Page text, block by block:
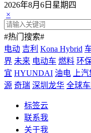
2026年8月6日星期四
×
#热门搜索#
电动 吉利 Kona Hybrid
界 未来 电动车 燃料 环
宜 HYUNDAI 油电 上
源 奇瑞 深圳龙华 全球车
标签云
联系我
关于我